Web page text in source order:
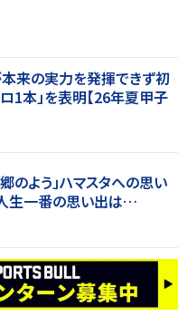
来の実力を発揮できず初
1本」を表明【26年夏甲子
のよう」ハマスタへの思い
生一番の思い出は…